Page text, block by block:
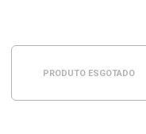
PRODUTO ESGOTADO